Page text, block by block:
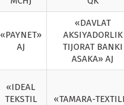
«PAYNET»
AJ
«DAVLAT
AKSIYADORLIK
TIJORAT BANKI
ASAKA» AJ
«IDEAL
TEKSTIL
«TAMARA-